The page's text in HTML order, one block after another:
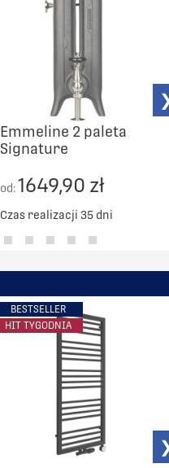
768
768
768
768
768
768
768
768
768
Emmeline 2 paleta
Signature
od:1649,90 zł
Czas realizacji 35 dni
BESTSELLER
HIT TYGODNIA